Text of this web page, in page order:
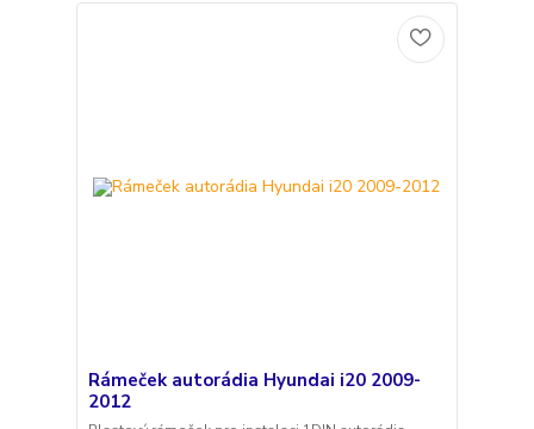
Rámeček autorádia Hyundai i20 2009-
2012